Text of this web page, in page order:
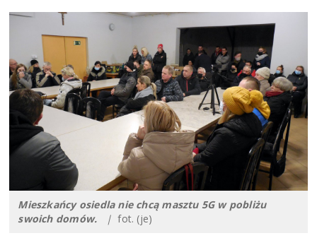
Mieszkańcy osiedla nie chcą masztu 5G w pobliżu
swoich domów. | fot. (je)